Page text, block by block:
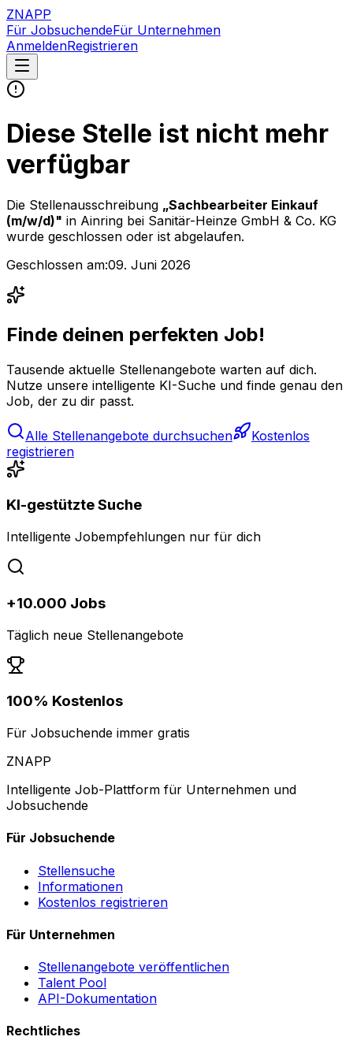
ZNAPP
Für JobsuchendeFür Unternehmen
AnmeldenRegistrieren
Diese Stelle ist nicht mehr
verfügbar
Die Stellenausschreibung „Sachbearbeiter Einkauf
(m/w/d)" in Ainring bei Sanitär-Heinze GmbH & Co. KG
wurde geschlossen oder ist abgelaufen.
Geschlossen am:09. Juni 2026
Finde deinen perfekten Job!
Tausende aktuelle Stellenangebote warten auf dich.
Nutze unsere intelligente KI-Suche und finde genau den
Job, der zu dir passt.
Alle Stellenangebote durchsuchen
Kostenlos
registrieren
KI-gestützte Suche
Intelligente Jobempfehlungen nur für dich
+10.000 Jobs
Täglich neue Stellenangebote
100% Kostenlos
Für Jobsuchende immer gratis
ZNAPP
Intelligente Job-Plattform für Unternehmen und
Jobsuchende
Für Jobsuchende
Stellensuche
Informationen
Kostenlos registrieren
Für Unternehmen
Stellenangebote veröffentlichen
Talent Pool
API-Dokumentation
Rechtliches